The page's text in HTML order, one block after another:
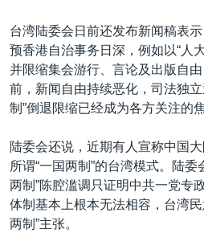
台湾陆委会日前还发布新闻稿表
预香港自治事务日深，例如以“人
并限缩集会游行、言论及出版自
前，新闻自由持续恶化，司法独
制”倒退限缩已经成为各方关注的焦
陆委会还说，近期有人宣称中国
所谓“一国两制”的台湾模式。陆委
两制”陈腔滥调只证明中共一党专
体制基本上根本无法相容，台湾
两制”主张。